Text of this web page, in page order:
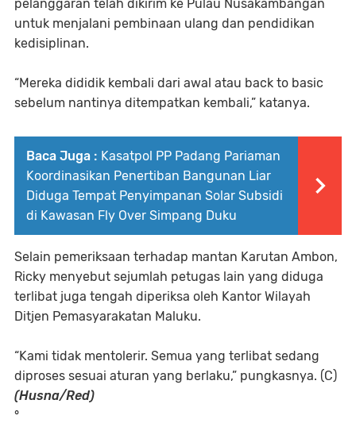
pelanggaran telah dikirim ke Pulau Nusakambangan
untuk menjalani pembinaan ulang dan pendidikan
kedisiplinan.
“Mereka dididik kembali dari awal atau back to basic
sebelum nantinya ditempatkan kembali,” katanya.
Baca Juga : Kasatpol PP Padang Pariaman
Koordinasikan Penertiban Bangunan Liar
Diduga Tempat Penyimpanan Solar Subsidi
di Kawasan Fly Over Simpang Duku
Selain pemeriksaan terhadap mantan Karutan Ambon,
Ricky menyebut sejumlah petugas lain yang diduga
terlibat juga tengah diperiksa oleh Kantor Wilayah
Ditjen Pemasyarakatan Maluku.
“Kami tidak mentolerir. Semua yang terlibat sedang
diproses sesuai aturan yang berlaku,” pungkasnya. (C)
(Husna/Red)
°